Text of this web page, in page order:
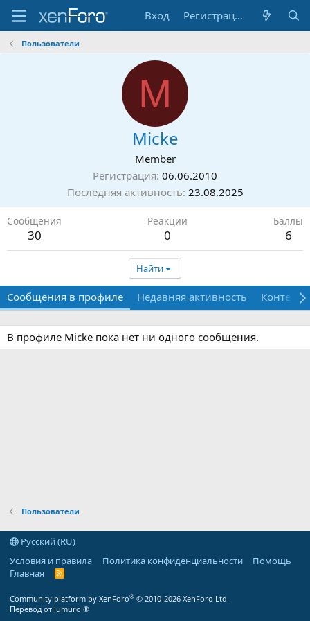
Вход Регистрация
Пользователи
M
Micke
Member
Регистрация 06.06.2010
Последняя активность 23.08.2025
Сообщения
30
Реакции
0
Баллы
6
Найти
Сообщения в профиле Недавняя активность Контент
В профиле Micke пока нет ни одного сообщения.
Пользователи
Русский (RU)
Условия и правила
Политика конфиденциальности
Помощь
Главная
R
Community platform by XenForo® © 2010-2026 XenForo Ltd.
Перевод от Jumuro ®